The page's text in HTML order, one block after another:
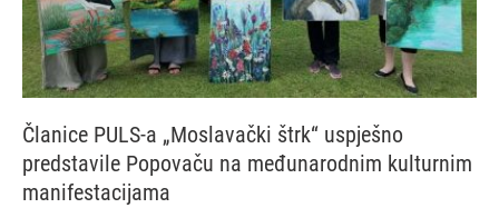
Članice PULS-a „Moslavački štrk“ uspješno
predstavile Popovaču na međunarodnim kulturnim
manifestacijama